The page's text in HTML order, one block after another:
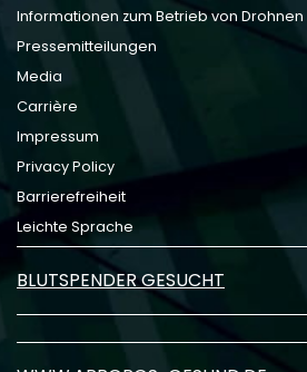
Informationen zum Betrieb von Drohnen
Pressemitteilungen
Media
Carrière
Impressum
Privacy Policy
Barrierefreiheit
Leichte Sprache
BLUTSPENDER GESUCHT